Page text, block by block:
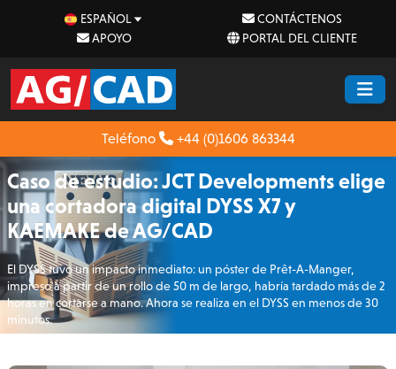
ESPAÑOL
CONTÁCTENOS
APOYO
PORTAL DEL CLIENTE
Teléfono +44 (0)1606 863344
Caso de estudio: JCT Developments elige
una cortadora digital DYSS X7 y
KAEMAKE de AG/CAD
El DYSS tuvo un impacto inmediato: un póster de Prêt-A-Manger,
impreso a partir de un rollo de 50 m de largo, habría tardado más de 2
horas en cortarse a mano. Ahora se realiza en el DYSS en menos de 30
minutos.